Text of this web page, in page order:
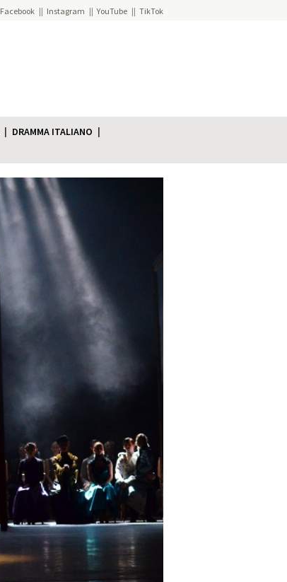
Facebook Instagram YouTube TikTok
DRAMMA ITALIANO